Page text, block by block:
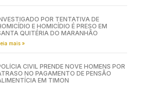
POR TENTATIVA DE
E HOMICÍDIO É PRESO EM
QUITÉRIA DO MARANHÃO
Leia mais »
CIVIL PRENDE NOVE HOMENS POR
NO PAGAMENTO DE PENSÃO
EM TIMON